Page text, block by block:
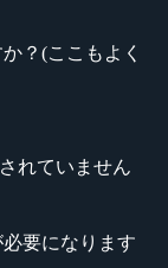
？(ここもよく
れていません
要になります